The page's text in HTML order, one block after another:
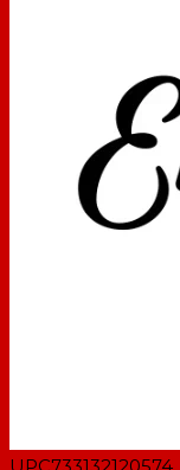
UPC733132120574